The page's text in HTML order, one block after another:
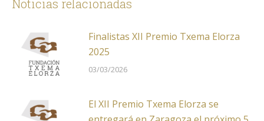
Noticias relacionadas
Finalistas XII Premio Txema Elorza
2025
03/03/2026
El XII Premio Txema Elorza se